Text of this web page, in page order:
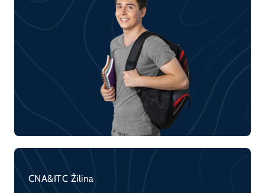
CNA&ITC Žilina